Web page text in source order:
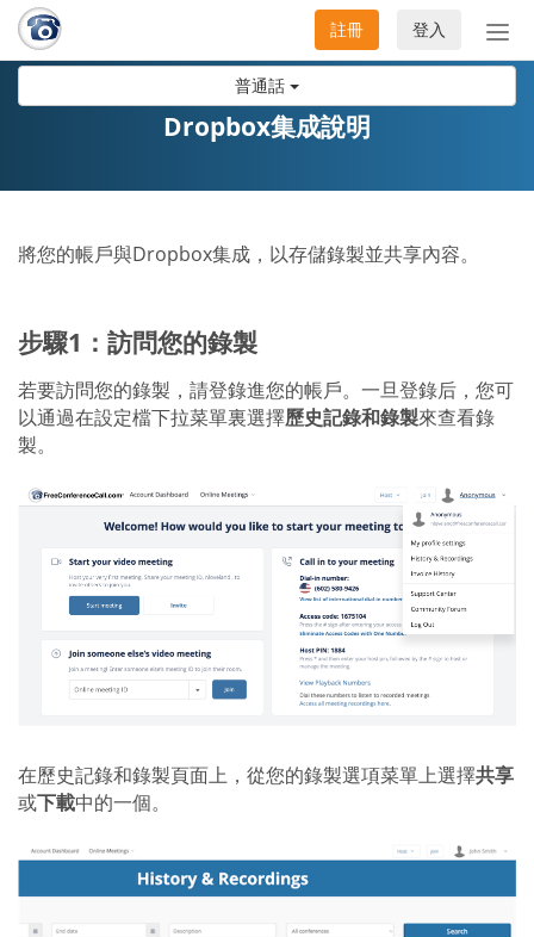
普通話
切
換
登入
註冊
Dropbox集成說明
將您的帳戶與Dropbox集成，以存儲錄製並共享內容。
步驟1：訪問您的錄製
若要訪問您的錄製，請登錄進您的帳戶。一旦登錄后，您可
以通過在設定檔下拉菜單裏選擇歷史記錄和錄製來查看錄
製。
在歷史記錄和錄製頁面上，從您的錄製選項菜單上選擇共享
或下載中的一個。